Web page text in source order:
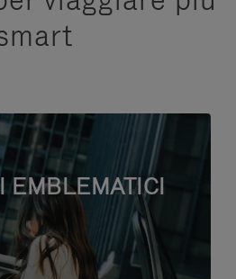
EMBLEMATICI